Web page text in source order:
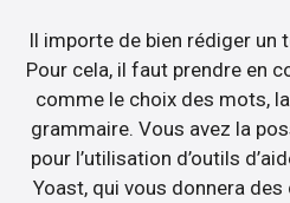
Il importe de bien rédiger un
Pour cela, il faut prendre en
comme le choix des mots,
grammaire. Vous avez la
pour l’utilisation d’outils
Yoast, qui vous donnera